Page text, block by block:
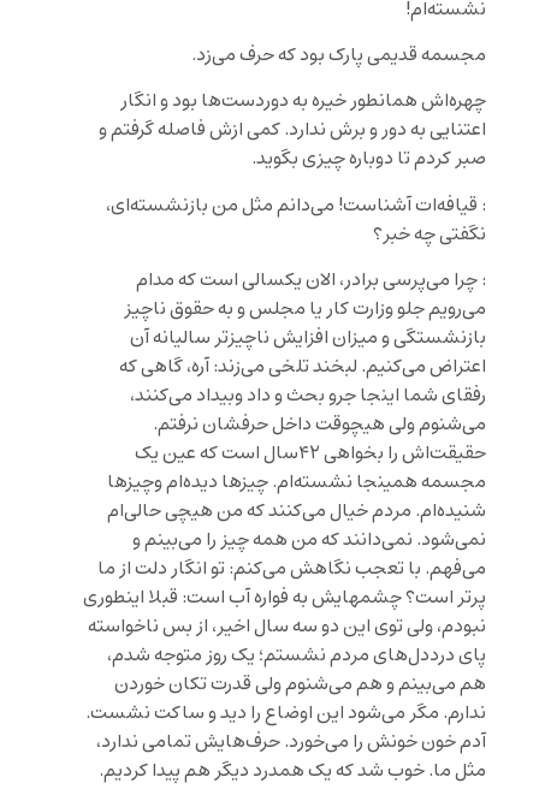
نشسته‌ام!
مجسمه قدیمی پارک بود که حرف می‌زد.
چهره‌اش همانطور خیره به دوردست‌ها بود و انگار
اعتنایی به دور و برش ندارد. کمی ازش فاصله گرفتم و
صبر کردم تا دوباره چیزی بگوید.
: قیافه‌ات آشناست! می‌دانم مثل من بازنشسته‌ای،
نگفتی چه خبر؟
: چرا می‌پرسی برادر، الان یکسالی است که مدام
می‌رویم جلو وزارت کار یا مجلس و به حقوق ناچیز
بازنشستگی و میزان افزایش ناچیزتر سالیانه آن
اعتراض می‌کنیم. لبخند تلخی می‌زند: آره، گاهی که
رفقای شما اینجا جرو بحث و داد وبیداد می‌کنند،
می‌شنوم ولی هیچوقت داخل حرفشان نرفتم.
حقیقت‌اش را بخواهی ۴۲سال است که عین یک
مجسمه همینجا نشسته‌ام. چیزها دیده‌ام و‌چیزها
شنیده‌ام. مردم خیال می‌کنند که من هیچی حالی‌ام
نمی‌شود. نمی‌دانند که من همه چیز را می‌بینم و
می‌فهم. با تعجب نگاهش می‌کنم: تو انگار دلت از ما
پرتر است؟ چشمهایش به فواره آب است: قبلا اینطوری
نبودم، ولی توی این دو سه سال اخیر، از بس ناخواسته
پای درددل‌های مردم نشستم؛ یک روز متوجه شدم،
هم می‌بینم و هم می‌شنوم ولی قدرت تکان خوردن
ندارم. مگر می‌شود این اوضاع را دید و ساکت نشست.
آدم خون خونش را می‌خورد. حرف‌هایش تمامی ندارد،
مثل ما. خوب شد که یک همدرد دیگر هم پیدا کردیم.